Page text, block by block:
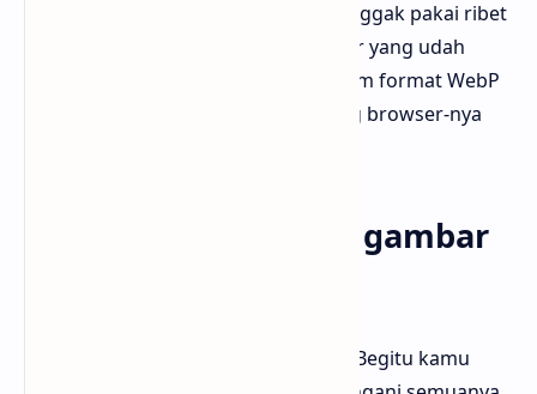
sampai menyala. Udah, segitu aja. Enggak pakai ribet
dan langsung aktif otomatis. Gambar yang udah
kamu unggah akan ditampilkan dalam format WebP
secara otomatis ke pengunjung yang browser-nya
Perlukah mengubah gambar
Tidak perlu. Itu dia enaknya fitur ini. Begitu kamu